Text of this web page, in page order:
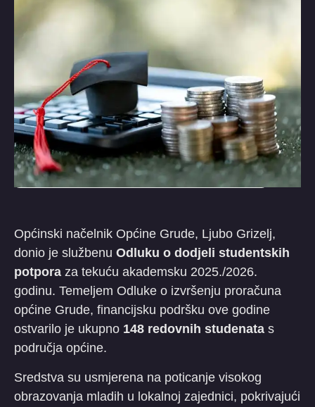
​Općinski načelnik Općine Grude, Ljubo Grizelj,
donio je službenu Odluku o dodjeli studentskih
potpora za tekuću akademsku 2025./2026.
godinu. Temeljem Odluke o izvršenju proračuna
općine Grude, financijsku podršku ove godine
ostvarilo je ukupno 148 redovnih studenata s
područja općine.
​Sredstva su usmjerena na poticanje visokog
obrazovanja mladih u lokalnoj zajednici, pokrivajući